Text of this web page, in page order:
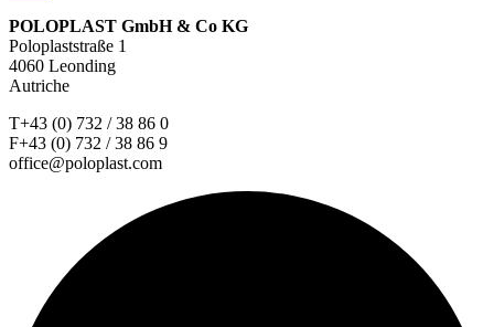
POLOPLAST GmbH & Co KG
Poloplaststraße 1
4060 Leonding
Autriche
T+43 (0) 732 / 38 86 0
F+43 (0) 732 / 38 86 9
office@poloplast.com